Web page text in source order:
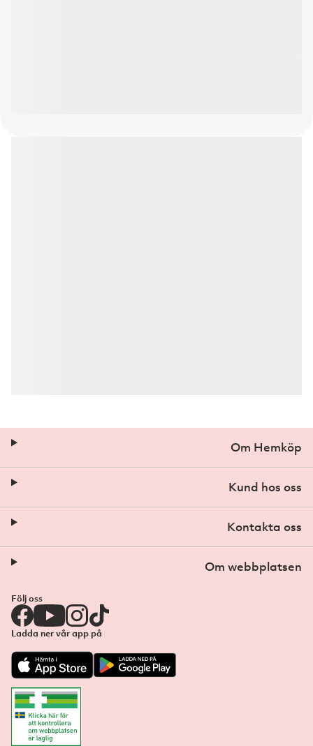
Om Hemköp
Kund hos oss
Kontakta oss
Om webbplatsen
Följ oss
Ladda ner vår app på